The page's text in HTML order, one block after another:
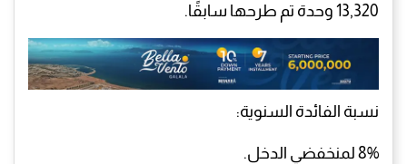
13,320 وحدة تم طرحها سابقًا.
نسبة الفائدة السنوية:
8% لمنخفضي الدخل.